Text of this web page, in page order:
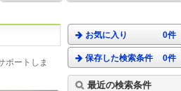
ポートしま
お気に入り 0件
保存した検索条件 0件
最近の検索条件